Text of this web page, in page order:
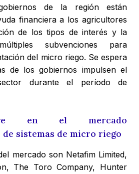
de la región están
financiera a los agricultores
de los tipos de interés y la
subvenciones para
del micro riego. Se espera
de los gobiernos impulsen el
durante el período de
en el mercado
sistemas de micro riego
mercado son Netafim Limited,
The Toro Company, Hunter